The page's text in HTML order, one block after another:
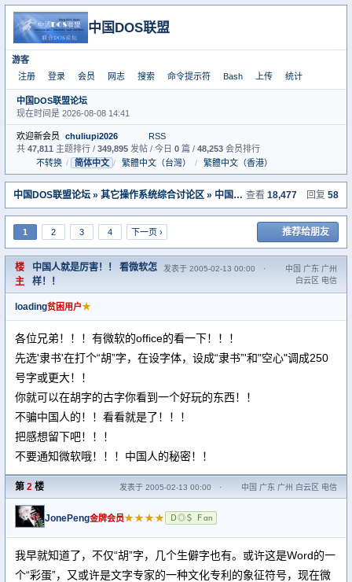
中国DOS联盟
游客
注册
登录 会员 网志 搜索 命令提示符 Bash 上传 统计
中国DOS联盟论坛
现在时间是 2026-08-08 14:41
欢迎新会员 chuliupi2026
RSS
共 47,811 主题排行 / 349,895 发帖 / 今日 0 篇 / 48,253 会员排行
不转换 / 简体中文 / 繁體中文（台灣） / 繁體中文（香港）
中国DOS联盟论坛 » 其它操作系统综合讨论区 » 中国人就是厉害！！ 看微软怎样！！ 查看 18,477 回复 58
1 2 3 4 下一页 › 推荐给朋友
楼
主
中国人就是厉害！！ 看微软怎
样！！
发表于 2005-02-13 00:00 ·
中国 广东 广州
白云区 电信
loading贫困用户★
各位兄弟！！！有微软的office的看一下！！！
先选'隶书'在打个“胡”字，在设字体，设成“隶书”'和"空心"调成250
号字或更大！！
你就可以在胡字的古字你看到一个好玩的东西！！
不骗中国人的！！看看就是了！！！
把感想留下吧！！！
不要通知微软哦！！！中国人的秘密！！
第 2 楼 发表于 2005-02-13 00:00 · 中国 广东 广州 白云区 电信
JonePeng金牌会员★★★★ Ｄ◎＄ Ｆαп
我早就知道了，不仅“胡”字，几个生僻字也有。或许这是Word的一
个“彩蛋”，又或许是文字专家的一种文化专利的象征符号，现在微